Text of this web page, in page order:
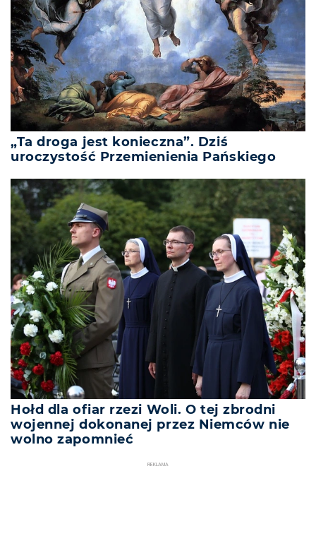
„Ta droga jest konieczna”. Dziś
uroczystość Przemienienia Pańskiego
Hołd dla ofiar rzezi Woli. O tej zbrodni
wojennej dokonanej przez Niemców nie
wolno zapomnieć
REKLAMA